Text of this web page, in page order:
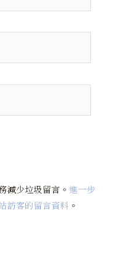
減少垃圾留言。 進一步
訪客的留言資料 。